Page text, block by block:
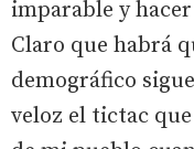
imparable y
Claro que habrá
demográfico
veloz el tictac